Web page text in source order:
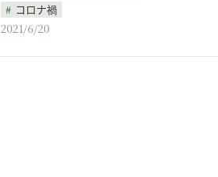
コロナ禍
2021/6/20